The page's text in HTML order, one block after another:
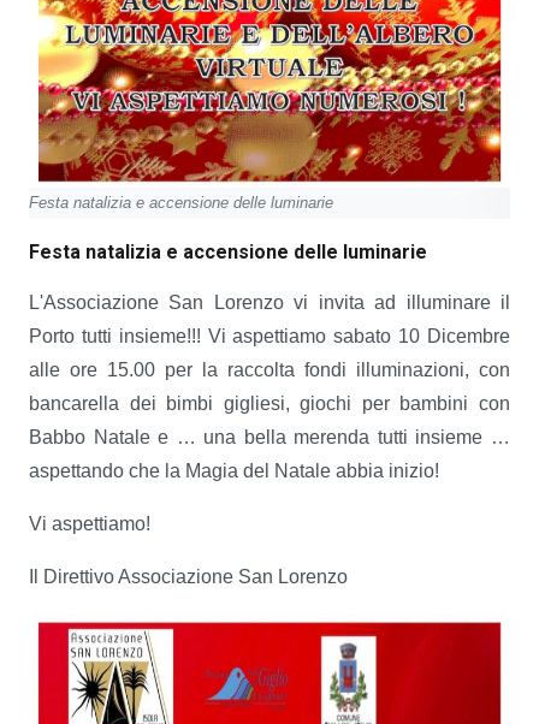
Festa natalizia e accensione delle luminarie
Festa natalizia e accensione delle luminarie
L'Associazione San Lorenzo vi invita ad illuminare il
Porto tutti insieme!!! Vi aspettiamo sabato 10 Dicembre
alle ore 15.00 per la raccolta fondi illuminazioni, con
bancarella dei bimbi gigliesi, giochi per bambini con
Babbo Natale e … una bella merenda tutti insieme …
aspettando che la Magia del Natale abbia inizio!
Vi aspettiamo!
Il Direttivo Associazione San Lorenzo